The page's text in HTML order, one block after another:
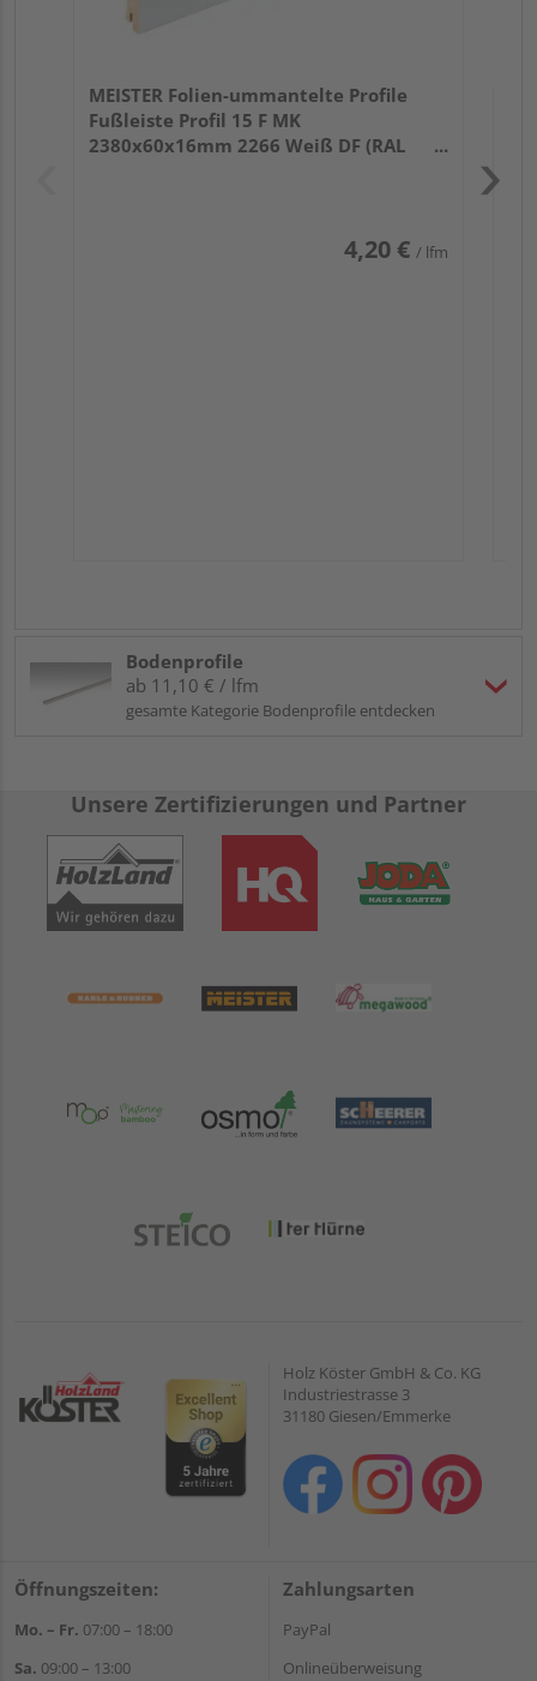
MEISTER Folien-ummantelte Profile
Fußleiste Profil 15 F MK
2380x60x16mm 2266 Weiß DF (RAL
4,20 € / lfm
Bodenprofile
ab 11,10 € / lfm
gesamte Kategorie Bodenprofile entdecken
Unsere Zertifizierungen und Partner
Holz Köster GmbH & Co. KG
Industriestrasse 3
31180 Giesen/Emmerke
Öffnungszeiten:
Mo. – Fr. 07:00 – 18:00
Sa. 09:00 – 13:00
Zahlungsarten
PayPal
Onlineüberweisung